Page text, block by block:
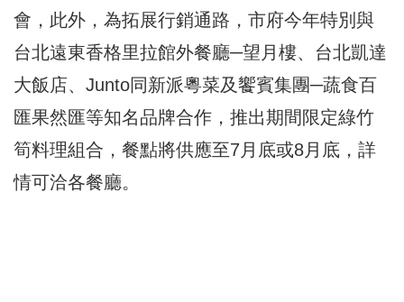
會，此外， 為拓展行銷通路，市府今年特別與
台北遠東香格里拉館外餐廳─望月樓、台北凱達
大飯店、Junto同新派粵菜及饗賓集團─蔬食百
匯果然匯等知名品牌合作，推出期間限定綠竹
筍料理組合， 餐點將供應至7月底或8月底，詳
情可洽各餐廳。